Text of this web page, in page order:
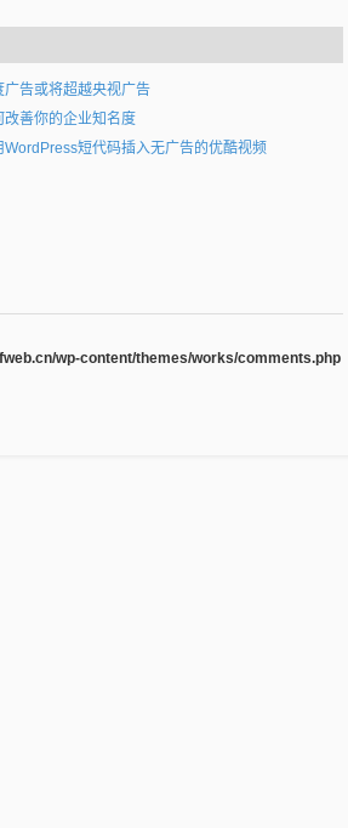
广告或将超越央视广告
改善你的企业知名度
WordPress短代码插入无广告的优酷视频
wp-content/themes/works/comments.php